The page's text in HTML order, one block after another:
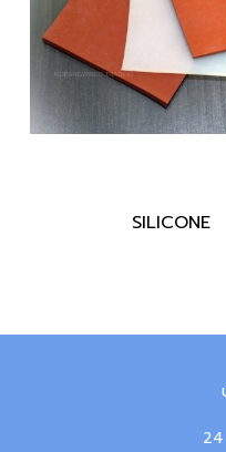
SILICONE